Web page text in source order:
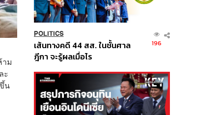
าม
ะ
น
POLITICS
เส้นทางคดี 44 สส. ในชั้นศาล
ฎีกา จะรู้ผลเมื่อไร
196